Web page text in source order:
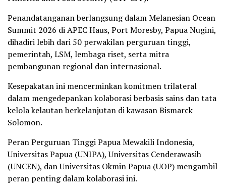
Penandatanganan berlangsung dalam Melanesian Ocean
Summit 2026 di APEC Haus, Port Moresby, Papua Nugini,
dihadiri lebih dari 50 perwakilan perguruan tinggi,
pemerintah, LSM, lembaga riset, serta mitra
pembangunan regional dan internasional.
Kesepakatan ini mencerminkan komitmen trilateral
dalam mengedepankan kolaborasi berbasis sains dan tata
kelola kelautan berkelanjutan di kawasan Bismarck
Solomon.
Peran Perguruan Tinggi Papua Mewakili Indonesia,
Universitas Papua (UNIPA), Universitas Cenderawasih
(UNCEN), dan Universitas Okmin Papua (UOP) mengambil
peran penting dalam kolaborasi ini.